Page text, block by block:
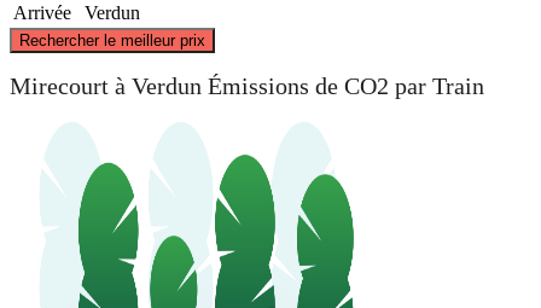
Arrivée
Verdun
Rechercher le meilleur prix
Verdun
Mirecourt à Verdun Émissions de CO2 par Train